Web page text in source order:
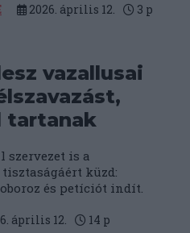
2026. április 12. 3 p
vazallusai
tartanak
szervezet is a
küzd:
és petíciót indít.
április 12. 14 p